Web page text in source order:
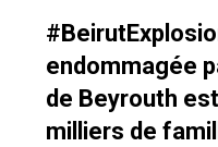
endommagée
de Beyrouth
milliers de